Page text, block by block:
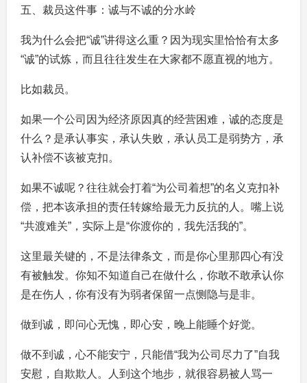
五、裁员这件事：诚与不诚的分水岭
我为什么会把“诚”讲得这么重？因为现实里恰恰有太多
“诚”的试炼，而且往往发生在大家都不愿直视的地方。
比如裁员。
如果一个公司因为经济原因真的经营困难，诚的态度是
什么？是承认事实，承认失败，承认员工是弱势方，承
认补偿不该被克扣。
如果不诚呢？往往就会打着“为公司着想”的名义克扣补
偿，把本该承担的责任转嫁给最无力反抗的人。嘴上说
“共渡难关”，实际上是“你渡你的，我先活我的”。
这里最关键的，不是法律条文，而是你心里那四心有没
有被触发。你知不知道自己在做什么，你敢不敢承认你
是在伤人，你有没有为弱者保留一点恻隐与是非。
做到诚，即问心无愧，即心安，晚上能睡个好觉。
做不到诚，心不能安宁，只能借“我为公司尽力了”自我
安慰，自欺欺人。人到这个地步，就很容易被人骂一